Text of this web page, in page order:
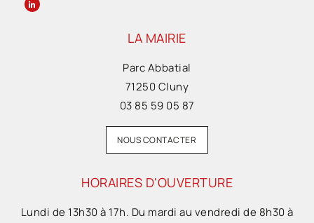
LA MAIRIE
Parc Abbatial
71250 Cluny
03 85 59 05 87
NOUS CONTACTER
HORAIRES D'OUVERTURE
Lundi de 13h30 à 17h. Du mardi au vendredi de 8h30 à